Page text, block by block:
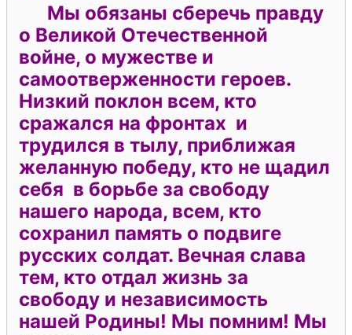
Мы обязаны сберечь правду
о Великой Отечественной
войне, о мужестве и
самоотверженности героев.
Низкий поклон всем, кто
сражался на фронтах и
трудился в тылу, приближая
желанную победу, кто не щадил
себя в борьбе за свободу
нашего народа, всем, кто
сохранил память о подвиге
русских солдат. Вечная слава
тем, кто отдал жизнь за
свободу и независимость
нашей Родины! Мы помним! Мы